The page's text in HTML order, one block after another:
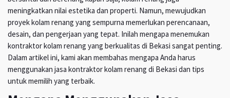
meningkatkan nilai estetika dan properti. Namun, mewujudkan
proyek kolam renang yang sempurna memerlukan perencanaan,
desain, dan pengerjaan yang tepat. Inilah mengapa menemukan
kontraktor kolam renang yang berkualitas di Bekasi sangat penting.
Dalam artikel ini, kami akan membahas mengapa Anda harus
menggunakan jasa kontraktor kolam renang di Bekasi dan tips
untuk memilih yang terbaik.